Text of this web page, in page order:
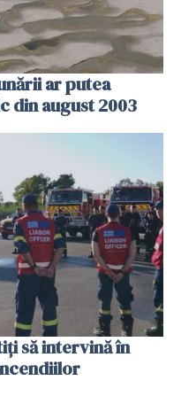
ar putea
din august 2003
să intervină în